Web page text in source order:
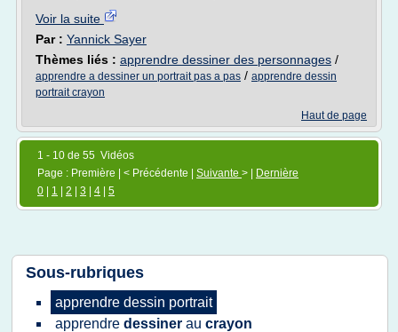
Voir la suite
Par : Yannick Sayer
Thèmes liés : apprendre dessiner des personnages /
apprendre a dessiner un portrait pas a pas / apprendre dessin
portrait crayon
Haut de page
1 - 10 de 55 Vidéos
Page : Première | < Précédente | Suivante > |
Dernière
0
1 2 3 4 5
Sous-rubriques
apprendre dessin portrait
apprendre dessiner au crayon